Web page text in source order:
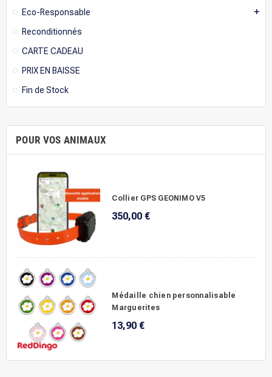
Eco-Responsable
add
Reconditionnés
CARTE CADEAU
PRIX EN BAISSE
Fin de Stock
POUR VOS ANIMAUX
Collier GPS GEONIMO V5
350,00 €
Médaille chien personnalisable
Marguerites
13,90 €